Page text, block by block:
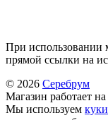
При использовании
прямой ссылки на
© 2026 Серебрум
Магазин работает на
Мы используем куки